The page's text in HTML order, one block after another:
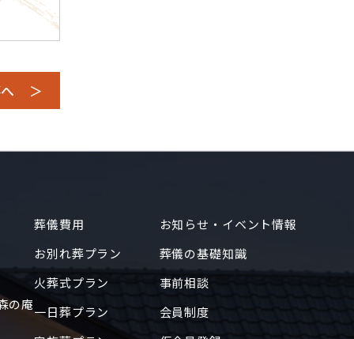
へ ＞
2018年6月
2018年5月
2018年4月
2018年2月
の庵
葬儀費用
お別れ葬プラン
火葬式プラン
一日葬プラン
お知らせ・イベント情報
葬儀の基礎知識
事前相談
会員制度